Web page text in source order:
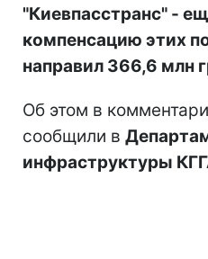
"Киевпасстранс" -
компенсацию этих
направил 366,6 млн
Об этом в
сообщили в
инфраструктуры